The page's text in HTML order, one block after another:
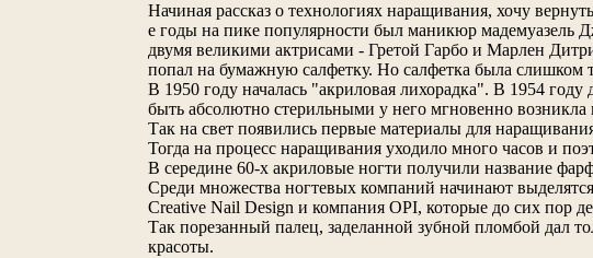
Начиная рассказ о технологиях наращивания, хочу
е годы на пике популярности был маникюр мадемуазель
двумя великими актрисами - Гретой Гарбо и Марлен
попал на бумажную салфетку. Но салфетка была слишком
В 1950 году началась "акриловая лихорадка". В 1954
быть абсолютно стерильными у него мгновенно
Так на свет появились первые материалы для
Тогда на процесс наращивания уходило много часов и
В середине 60-х акриловые ногти получили название
Среди множества ногтевых компаний начинают
Сreative Nail Design и компания OPI, которые до сих пор
Так порезанный палец, заделанной зубной пломбой дал
красоты.